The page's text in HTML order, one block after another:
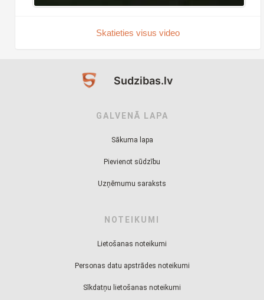
Skatieties visus video
Sudzibas.lv
GALVENĀ LAPA
Sākuma lapa
Pievienot sūdzību
Uzņēmumu saraksts
NOTEIKUMI
Lietošanas noteikumi
Personas datu apstrādes noteikumi
Sīkdatņu lietošanas noteikumi